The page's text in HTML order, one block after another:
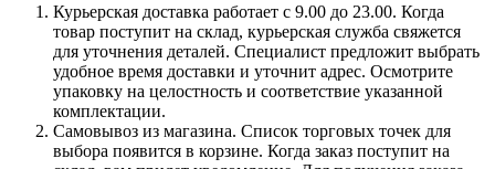
Курьерская доставка работает с 9.00 до 23.00. Когда
товар поступит на склад, курьерская служба свяжется
для уточнения деталей. Специалист предложит выбрать
удобное время доставки и уточнит адрес. Осмотрите
упаковку на целостность и соответствие указанной
комплектации.
Самовывоз из магазина. Список торговых точек для
выбора появится в корзине. Когда заказ поступит на